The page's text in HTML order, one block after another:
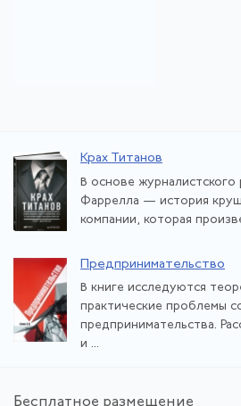
Крах Титанов
В основе журналистского
Фаррелла — история
компании, которая
Предпринимательство
В книге исследуются
практические проблемы
предпринимательства.
и ...
Бесплатное размещение